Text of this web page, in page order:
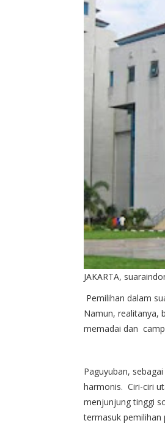
JAKARTA,
Pemilihan dalam
Namun, realitanya,
memadai dan
Paguyuban,
harmonis. Ciri-ciri
menjunjung tinggi
termasuk